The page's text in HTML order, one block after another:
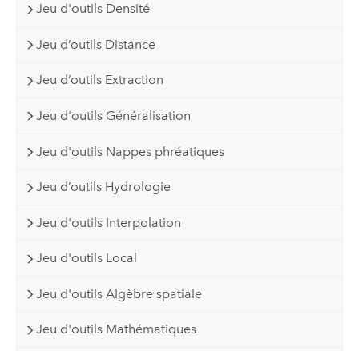
Jeu d'outils Densité
Jeu d’outils Distance
Jeu d’outils Extraction
Jeu d'outils Généralisation
Jeu d'outils Nappes phréatiques
Jeu d’outils Hydrologie
Jeu d'outils Interpolation
Jeu d'outils Local
Jeu d'outils Algèbre spatiale
Jeu d'outils Mathématiques